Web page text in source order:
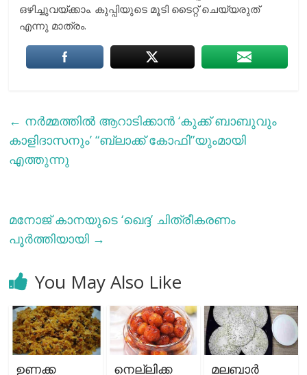
ഒഴിച്ചുവയ്ക്കാം. കുപ്പിയുടെ മൂടി ടൈറ്റ് ചെയ്യരുത്
എന്നു മാത്രം.
← നര്‍മ്മത്തില്‍ ആറാടിക്കാന്‍ ‘കുക്ക് ബാബുവും
കാളിദാസനും’ “ബ്ലാക്ക് കോഫി”യുംമായി
എത്തുന്നു
മനോജ് കാനയുടെ ‘ഖെദ്ദ’ ചിത്രീകരണം
പൂര്‍ത്തിയായി →
You May Also Like
ഉണക്ക
നെല്ലിക്ക
മലബാര്‍